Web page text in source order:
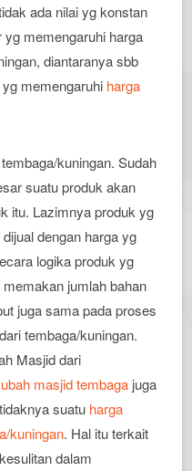
ada nilai yg konstan
memengaruhi harga
diantaranya sbb
memengaruhi harga
kuningan. Sudah
suatu produk akan
itu. Lazimnya produk yg
dengan harga yg
logika produk yg
jumlah bahan
juga sama pada proses
tembaga/kuningan.
Masjid dari
masjid tembaga juga
suatu harga
kuningan. Hal itu terkait
dalam